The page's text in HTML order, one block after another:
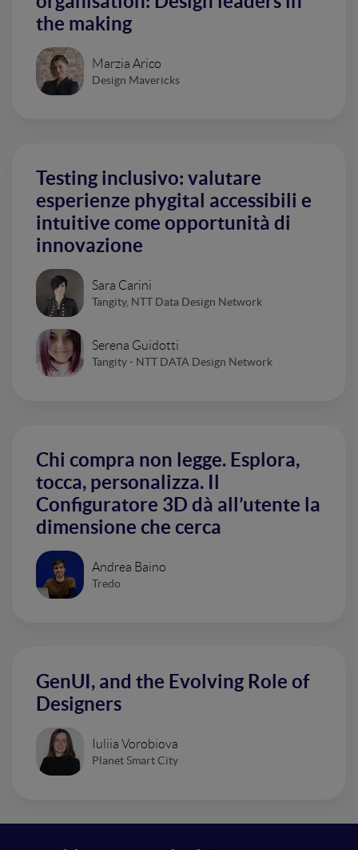
the making
Marzia Arico
Design Mavericks
Testing inclusivo: valutare
esperienze phygital accessibili e
intuitive come opportunità di
innovazione
Sara Carini
Tangity, NTT Data Design Network
Serena Guidotti
Tangity - NTT DATA Design Network
Chi compra non legge. Esplora,
tocca, personalizza. Il
Configuratore 3D dà all’utente la
dimensione che cerca
Andrea Baino
Tredo
GenUI, and the Evolving Role of
Designers
Iuliia Vorobiova
Planet Smart City